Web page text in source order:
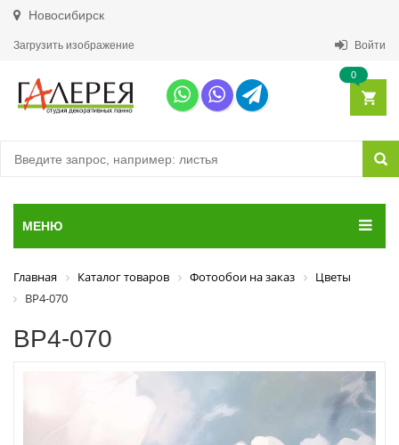
Новосибирск
Загрузить изображение Войти
0
МЕНЮ
Главная Каталог товаров Фотообои на заказ
Цветы
ВР4-070
ВР4-070